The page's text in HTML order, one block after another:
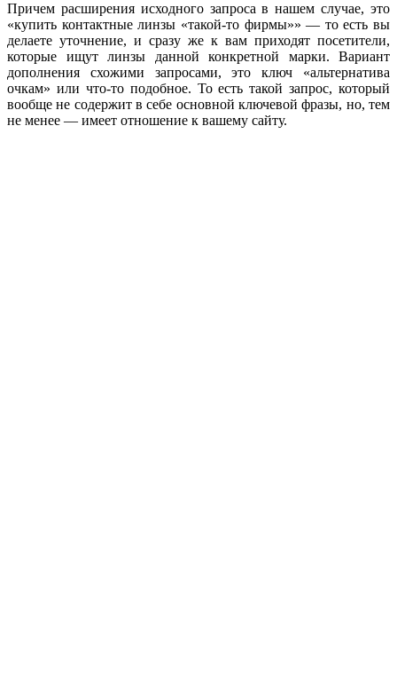
Причем расширения исходного запроса в нашем случае, это
«купить контактные линзы «такой-то фирмы»» — то есть вы
делаете уточнение, и сразу же к вам приходят посетители,
которые ищут линзы данной конкретной марки. Вариант
дополнения схожими запросами, это ключ «альтернатива
очкам» или что-то подобное. То есть такой запрос, который
вообще не содержит в себе основной ключевой фразы, но, тем
не менее — имеет отношение к вашему сайту.